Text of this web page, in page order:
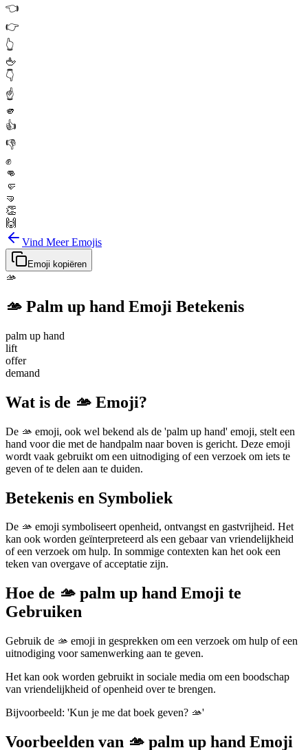
👈
👉
👆
🖕
👇
☝️
🫵
👍
👎
✊
👊
🤛
🤜
👏
🙌
Vind Meer Emojis
Emoji kopiëren
🫴
🫴 Palm up hand Emoji Betekenis
palm up hand
lift
offer
demand
Wat is de 🫴 Emoji?
De 🫴 emoji, ook wel bekend als de 'palm up hand' emoji, stelt een
hand voor die met de handpalm naar boven is gericht. Deze emoji
wordt vaak gebruikt om een uitnodiging of een verzoek om iets te
geven of te delen aan te duiden.
Betekenis en Symboliek
De 🫴 emoji symboliseert openheid, ontvangst en gastvrijheid. Het
kan ook worden geïnterpreteerd als een gebaar van vriendelijkheid
of een verzoek om hulp. In sommige contexten kan het ook een
teken van overgave of acceptatie zijn.
Hoe de 🫴 palm up hand Emoji te
Gebruiken
Gebruik de 🫴 emoji in gesprekken om een verzoek om hulp of een
uitnodiging voor samenwerking aan te geven.
Het kan ook worden gebruikt in sociale media om een boodschap
van vriendelijkheid of openheid over te brengen.
Bijvoorbeeld: 'Kun je me dat boek geven? 🫴'
Voorbeelden van 🫴 palm up hand Emoji